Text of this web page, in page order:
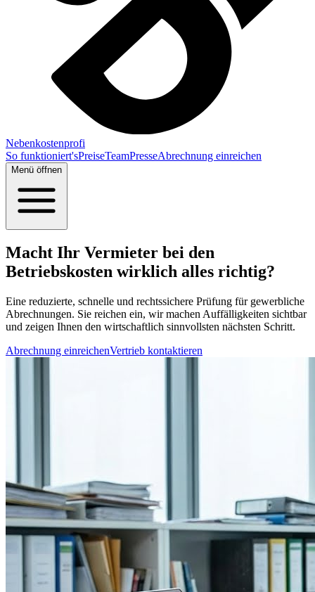
Nebenkostenprofi
So funktioniert'sPreiseTeamPresseAbrechnung einreichen
Menü öffnen
Macht Ihr Vermieter bei den
Betriebskosten wirklich alles richtig?
Eine reduzierte, schnelle und rechtssichere Prüfung für gewerbliche
Abrechnungen. Sie reichen ein, wir machen Auffälligkeiten sichtbar
und zeigen Ihnen den wirtschaftlich sinnvollsten nächsten Schritt.
Abrechnung einreichenVertrieb kontaktieren